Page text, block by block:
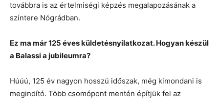
továbbra is az értelmiségi képzés megalapozásának a
színtere Nógrádban.
Ez ma már 125 éves küldetésnyilatkozat. Hogyan készül
a Balassi a jubileumra?
Húúú, 125 év nagyon hosszú időszak, még kimondani is
megindító. Több csomópont mentén építjük fel az